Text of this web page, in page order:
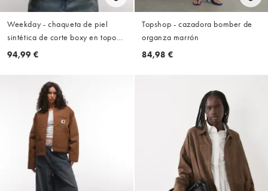
Weekday - chaqueta de piel
sintética de corte boxy en topo
claro
94,99 €
Topshop - cazadora bomber de
organza marrón
84,98 €